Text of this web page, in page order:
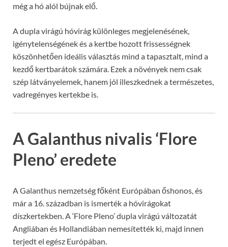
még a hó alól bújnak elő.
A dupla virágú hóvirág különleges megjelenésének,
igénytelenségének és a kertbe hozott frissességnek
köszönhetően ideális választás mind a tapasztalt, mind a
kezdő kertbarátok számára. Ezek a növények nem csak
szép látványelemek, hanem jól illeszkednek a természetes,
vadregényes kertekbe is.
A Galanthus nivalis ‘Flore
Pleno’ eredete
A Galanthus nemzetség főként Európában őshonos, és
már a 16. században is ismerték a hóvirágokat
díszkertekben. A ‘Flore Pleno’ dupla virágú változatát
Angliában és Hollandiában nemesítették ki, majd innen
terjedt el egész Európában.